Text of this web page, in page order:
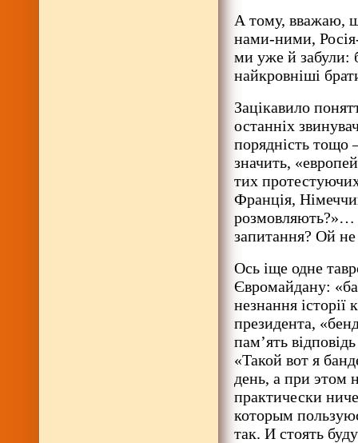
А тому, вважаю,
нами-ними,
ми уже й забули:
найкровніші
Зацікавило
останніх
порядність тощо
значить,
тих
Франція,
розмовляють?»…
запитання? Ой не
Ось іще одне
Євромайдану:
незнання історії
президента,
пам’ять
«Такой вот я
день, а при этом
практически
которым
так. И стоять